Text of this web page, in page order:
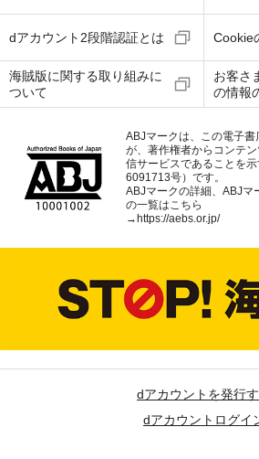
dアカウント2段階認証とは Cookie
海賊版に関する取り組みに
ついて
お客さ
の情報
ABJマークは、この電子
が、著作権者からコンテ
信サービスであることを
6091713号）です。
ABJマークの詳細、ABJマ
の一覧はこちら
→ https://aebs.or.jp/
dアカウントを発行
dアカウントログイ